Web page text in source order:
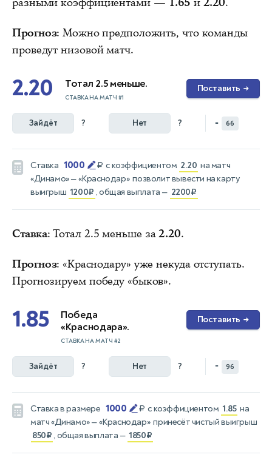
Прогноз: Можно предположить, что команды
проведут низовой матч.
2.20 Тотал 2.5 меньше.
СТАВКА НА МАТЧ #1
Поставить →
Зайдёт ? Нет ? = 66
Ставка 1000 ₽ с коэффициентом 2.20 на матч
«Динамо» — «Краснодар» позволит вывести на карту
выигрыш 1200₽ , общая выплата — 2200₽
Ставка: Тотал 2.5 меньше за2.20.
Прогноз: «Краснодару» уже некуда отступать.
Прогнозируем победу «быков».
1.85
Победа
«Краснодара».
СТАВКА НА МАТЧ #2
Поставить →
Зайдёт ? Нет ? = 96
Ставка в размере 1000 ₽ с коэффициентом 1.85 на
матч«Динамо» — «Краснодар» принесёт чистый выигрыш
850₽ , общая выплата — 1850₽